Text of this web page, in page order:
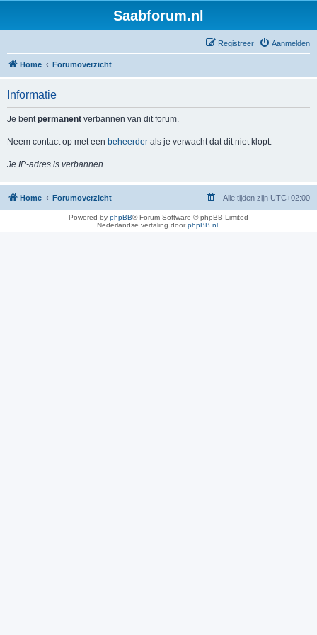
Saabforum.nl
Aanmelden
Registreer
Home Forumoverzicht
Informatie
Je bentpermanent verbannen van dit forum.
Neem contact op met een beheerder als je verwacht dat dit niet klopt.
Je IP-adres is verbannen.
Home Forumoverzicht Alle tijden zijn UTC+02:00
Powered by phpBB® Forum Software © phpBB Limited
Nederlandse vertaling doorphpBB.nl